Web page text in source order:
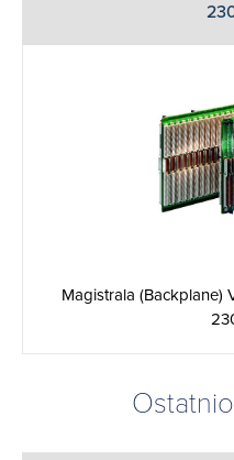
Magistrala (Backplane)
Ostatnio